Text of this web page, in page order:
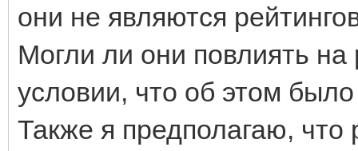
они не являются
Могли ли они повлиять на
условии, что об этом
Также я предполагаю, что